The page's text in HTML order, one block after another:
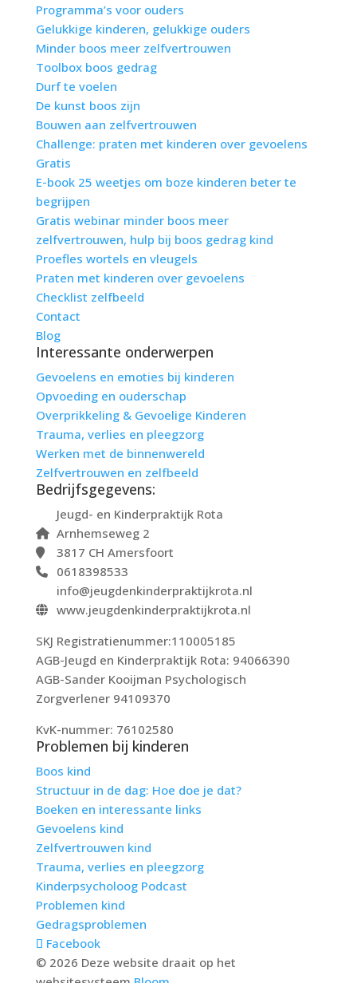
Programma’s voor ouders
Gelukkige kinderen, gelukkige ouders
Minder boos meer zelfvertrouwen
Toolbox boos gedrag
Durf te voelen
De kunst boos zijn
Bouwen aan zelfvertrouwen
Challenge: praten met kinderen over gevoelens
Gratis
E-book 25 weetjes om boze kinderen beter te
begrijpen
Gratis webinar minder boos meer
zelfvertrouwen, hulp bij boos gedrag kind
Proefles wortels en vleugels
Praten met kinderen over gevoelens
Checklist zelfbeeld
Contact
Blog
Interessante onderwerpen
Gevoelens en emoties bij kinderen
Opvoeding en ouderschap
Overprikkeling & Gevoelige Kinderen
Trauma, verlies en pleegzorg
Werken met de binnenwereld
Zelfvertrouwen en zelfbeeld
Bedrijfsgegevens:
Jeugd- en Kinderpraktijk Rota
Arnhemseweg 2
3817 CH Amersfoort
0618398533
info@jeugdenkinderpraktijkrota.nl
www.jeugdenkinderpraktijkrota.nl
SKJ Registratienummer:110005185
AGB-Jeugd en Kinderpraktijk Rota: 94066390
AGB-Sander Kooijman Psychologisch
Zorgverlener 94109370
KvK-nummer: 76102580
Problemen bij kinderen
Boos kind
Structuur in de dag: Hoe doe je dat?
Boeken en interessante links
Gevoelens kind
Zelfvertrouwen kind
Trauma, verlies en pleegzorg
Kinderpsycholoog Podcast
Problemen kind
Gedragsproblemen
Facebook
© 2026 Deze website draait op het